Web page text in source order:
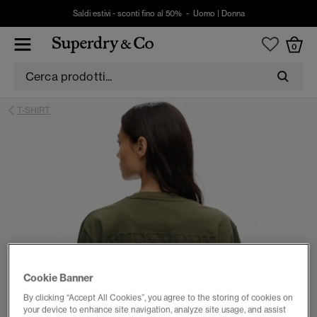
Saldi estivi - sconti fino al 50% - Uomo Donna
0
T-SHIRT
Cookie Banner
By clicking “Accept All Cookies”, you agree to the storing of cookies on
your device to enhance site navigation, analyze site usage, and assist